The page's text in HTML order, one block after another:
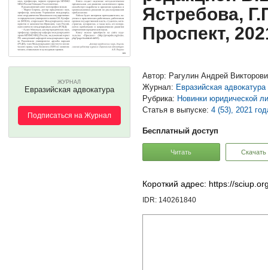
Ястребова,
Проспект,
ЖУРНАЛ
Евразийская адвокатура
Подписаться на Журнал
Автор: Рагулин Андрей
Журнал: Евразийская адвокатура
Рубрика: Новинки юридической
Статья в выпуске: 4 (53), 2021
Бесплатный доступ
Читать Скачать
Короткий адрес: https://
IDR: 140261840